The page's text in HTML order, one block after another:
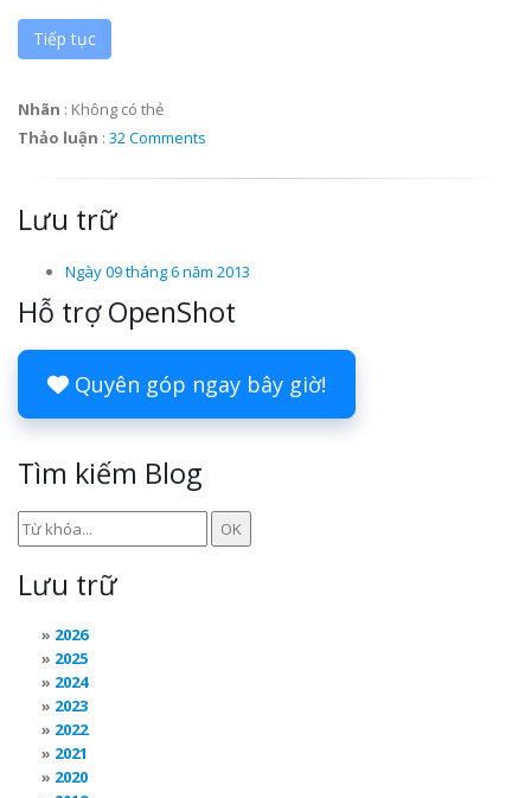
Tiếp tục
Nhãn : Không có thẻ
Thảo luận : 32 Comments
Lưu trữ
Ngày 09 tháng 6 năm 2013
Hỗ trợ OpenShot
Quyên góp ngay bây giờ!
Tìm kiếm Blog
Lưu trữ
2026
2025
2024
2023
2022
2021
2020